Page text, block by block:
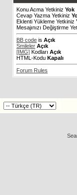
Konu Acma Yetkiniz Yok
Cevap Yazma Yetkiniz
Eklenti Yükleme Yetkiniz
Mesajınızı Değiştirme
BB code is Açık
Smileler Açık
[IMG] Kodları Açık
HTML-Kodu Kapalı
Forum Rules